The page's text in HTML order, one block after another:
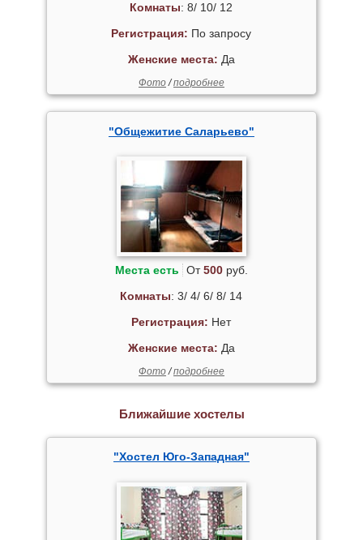
Комнаты: 8/ 10/ 12
Регистрация: По запросу
Женские места: Да
Фото/подробнее
"Общежитие Саларьево"
Места есть От500руб.
Комнаты: 3/ 4/ 6/ 8/ 14
Регистрация: Нет
Женские места: Да
Фото/подробнее
Ближайшие хостелы
"Хостел Юго-Западная"